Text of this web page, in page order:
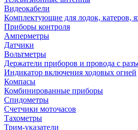
Видеокабели
Комплектующие для лодок, катеров,
Приборы контроля
Амперметры
Датчики
Вольтметры
Держатели приборов и провода с
Индикатор включения ходовых огней
Компасы
Комбинированные приборы
Спидометры
Счетчики моточасов
Тахометры
Трим-указатели